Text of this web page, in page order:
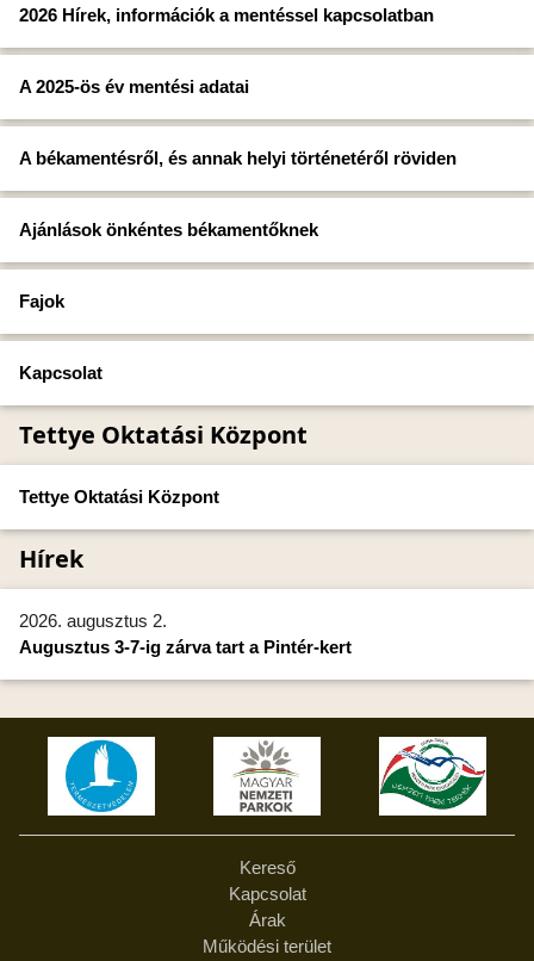
2026 Hírek, információk a mentéssel kapcsolatban
A 2025-ös év mentési adatai
A békamentésről, és annak helyi történetéről röviden
Ajánlások önkéntes békamentőknek
Fajok
Kapcsolat
Tettye Oktatási Központ
Tettye Oktatási Központ
Hírek
2026. augusztus 2.
Augusztus 3-7-ig zárva tart a Pintér-kert
Kereső
Kapcsolat
Árak
Működési terület